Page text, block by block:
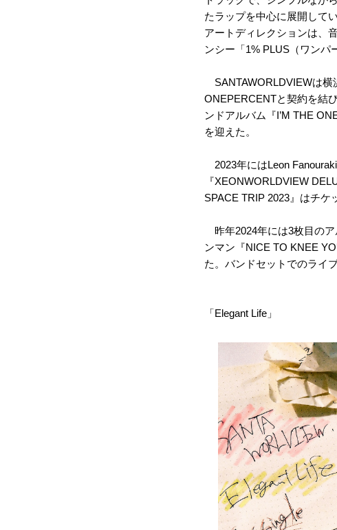
たラップを中心に展開して
アートディレクションは、
ンシー「1% PLUS（ワンパ
SANTAWORLDVIEWは横
ONEPERCENTと契約を結
ンドアルバム『I’M THE
を迎えた。
2023年にはLeon
『XEONWORLDVIEW
SPACE TRIP 2023』はチケ
昨年2024年には3枚目のア
ンマン『NICE TO KNEE
た。バンドセットでのライ
「Elegant Life」